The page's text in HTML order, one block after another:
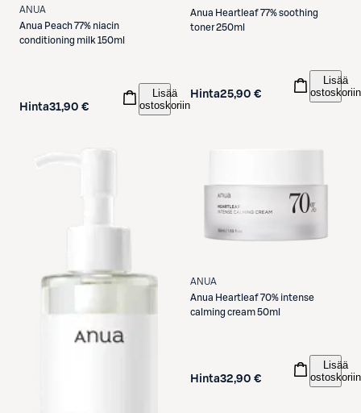
ANUA
Anua Peach 77% niacin
conditioning milk 150ml
Hinta31,90 €
Lisää
ostoskoriin
Anua Heartleaf 77% soothing
toner 250ml
Hinta25,90 €
Lisää
ostoskoriin
ANUA
Anua Heartleaf 70% intense
calming cream 50ml
Hinta32,90 €
Lisää
ostoskoriin